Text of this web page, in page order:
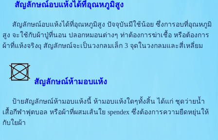
สัญลักษณ์อบแห้งได้ที่อุณหภูมิสูง
สัญลักษณ์อบแห้งได้ที่อุณหภูมิสูง ปัจจุบันมีใช้น้อย ซึ่งการอบที่อุณหภูมิ
สูง จะใช้กับผ้าปู่ที่นอน ปลอกหมอนต่างๆ ท่าต้องการฆ่าเชื้อ หรือต้องการ
ผ้าที่แห้งจริงq สัญลักษณ์จะเป็นวงกลมเล็ก 3 จุดในวงกลมและสี่เหลี่ยม
สัญลักษณ์ห้ามอบแห้ง
ป้ายสัญลักษณ์ห้ามอบแห้งนี้ ห้ามอบแห้งใดๆทั้งสิ้น ได้แก่ ชุดว่ายน้ำ
เสื้อกีฬาฟุตบอล หรือผ้าที่ผสมเส้นใย spendex ซึ่งต้องการความยืดหยุ่นให้
กับใยผ้า